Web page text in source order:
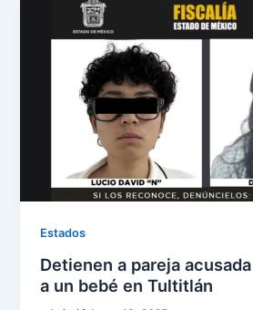
Estados
Detienen a pareja
a un bebé en Tultitlán